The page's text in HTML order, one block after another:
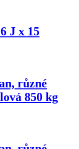
J x 15
různé
850 kg